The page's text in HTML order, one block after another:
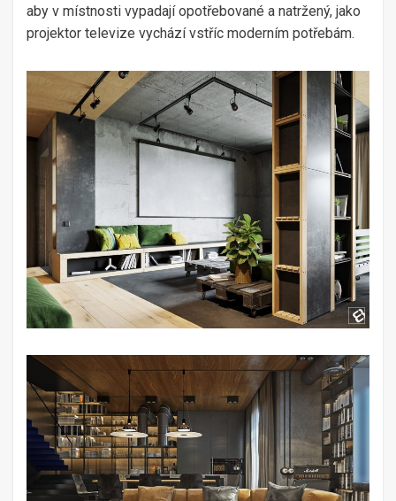
aby v místnosti vypadají opotřebované a natržený, jako
projektor televize vychází vstříc moderním potřebám.